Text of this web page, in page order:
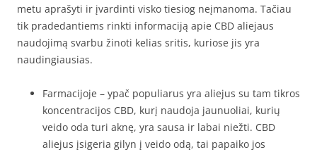
metu aprašyti ir įvardinti visko tiesiog neįmanoma. Tačiau
tik pradedantiems rinkti informaciją apie CBD aliejaus
naudojimą svarbu žinoti kelias sritis, kuriose jis yra
naudingiausias.
Farmacijoje – ypač populiarus yra aliejus su tam tikros
koncentracijos CBD, kurį naudoja jaunuoliai, kurių
veido oda turi aknę, yra sausa ir labai niežti. CBD
aliejus įsigeria gilyn į veido odą, tai papaiko jos